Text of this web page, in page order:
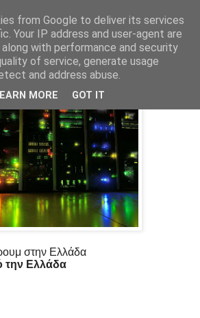
ελληνικά φόρουμ
στην Ελλάδα
την Ελλάδα
from Google to deliver its services
Your IP address and user-agent are
with performance and security
of service, generate usage
and address abuse.
MORE GOT IT